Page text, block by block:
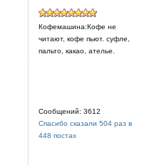
Кофемашина:Кофе не
читают, кофе пьют. суфле,
пальто, какао, ателье.
Сообщений: 3612
Спасибо сказали 504 раз в
448 постах